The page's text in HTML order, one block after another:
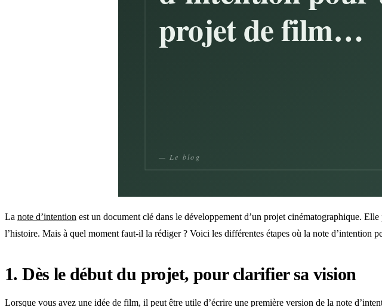
La note d’intention est un document clé dans le développement d’un projet cinématographique.
l’histoire. Mais à quel moment faut-il la rédiger ? Voici les différentes étapes où la note d’intention
1.Dès le début du projet, pour clarifier sa vision
Lorsque vous avez une idée de film, il peut être utile d’écrire une première version de la note